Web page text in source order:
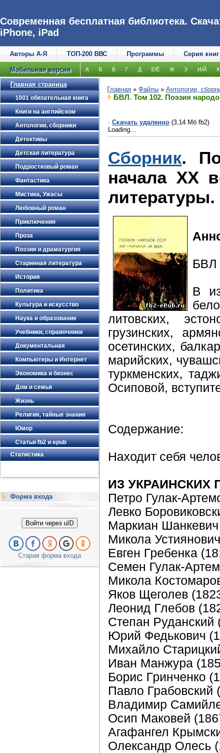
Современная бесплатная библиотека.
iPhone, iPad
Авторы А-Я ТОП-200 ВВС Программы Серия книг
Мобильная версия А Б В Г Д Е/Ё Ж З И/Й К
Главная страница
1001 обязательная книга
Книги на английском
Антологии, сборники
Детективы
Детская литература
Подростковый роман
Фантастика
Мистика, Ужасы
Любовный роман
Приключения
Проза
Поэзия и драматургия
Старинная литература
История
Политика
Культура и искусство
Наука и образование
Учебники, справочники
Документальная
Компьютеры и Интернет
Экономика и бизнес
Дом и семья
Жизнь
Религия, тайные знания
Юмор
Статьи fb2 и epub
Статистика
Форма входа
Войти через uID
Старая форма входа
Главная » Файлы » Антологии,
БВЛ. Том 102. Поэзия
· Скачать удаленно (3,14 Мб fb2)
Loading...
Сборник.
начала XX
литературы.
БВЛ
В
литовских,
грузинских,
осетинских,
марийских,
туркменских,
Осиповой,
Содержание:
Находит себя
ИЗ УКРАИНСКИХ
Петро Гулак-
Левко
Маркиан
Микола
Евген Гребенка
Семен Гулак-
Микола
Яков Щеголев
Леонид Глебов
Степан Руданский
Юрий Федькович
Миxайло
Иван Манжура
Борис Гринченко
Павло Грабовский
Владимир
Осип Маковей
Агафангел
Олександр Олесь